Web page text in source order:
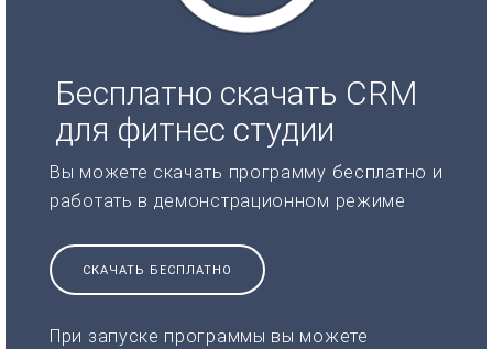
Бесплатно скачать CRM
для фитнес студии
Вы можете скачать программу бесплатно и
работать в демонстрационном режиме
СКАЧАТЬ БЕСПЛАТНО
При запуске программы вы можете